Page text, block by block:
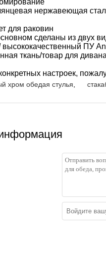
нержавеющая
для раковин
сделаны из двух
ПУ
ткань/товар для
настроек,
хром обедая стулья